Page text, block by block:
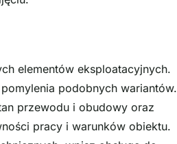
elementów eksploatacyjnych.
podobnych wariantów.
przewodu i obudowy oraz
pracy i warunków obiektu.